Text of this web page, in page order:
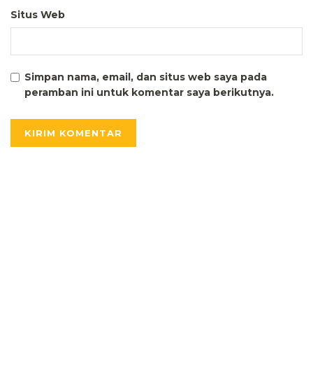
Situs Web
Simpan nama, email, dan situs web saya pada
peramban ini untuk komentar saya berikutnya.